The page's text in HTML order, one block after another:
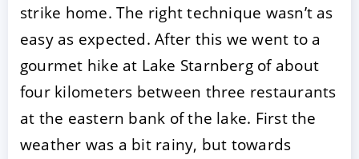
strike home. The right technique wasn’t as
easy as expected. After this we went to a
gourmet hike at Lake Starnberg of about
four kilometers between three restaurants
at the eastern bank of the lake. First the
weather was a bit rainy, but towards